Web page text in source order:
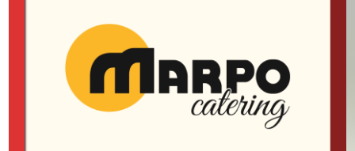
diciembre 2018
noviembre 2018
octubre 2018